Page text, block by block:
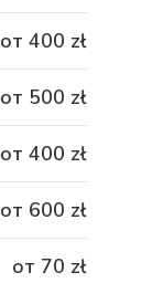
от 400 zł
от 500 zł
от 400 zł
от 600 zł
от 70 zł